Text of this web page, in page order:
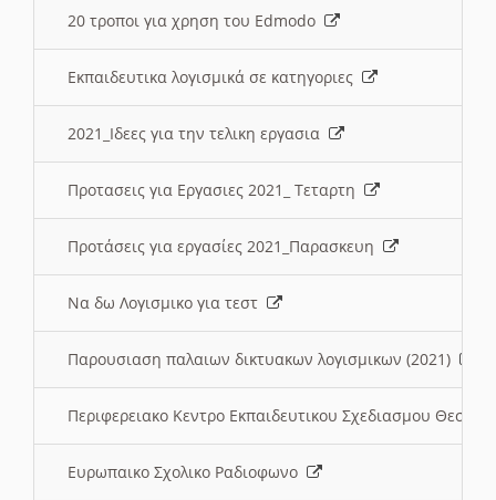
20 τροποι για χρηση του Edmodo
Εκπαιδευτικα λογισμικά σε κατηγοριες
2021_Ιδεες για την τελικη εργασια
Προτασεις για Εργασιες 2021_ Τεταρτη
Προτάσεις για εργασίες 2021_Παρασκευη
Να δω Λογισμικο για τεστ
Παρουσιαση παλαιων δικτυακων λογισμικων (2021)
Περιφερειακο Κεντρο Εκπαιδευτικου Σχεδιασμου
Ευρωπαικο Σχολικο Ραδιοφωνο